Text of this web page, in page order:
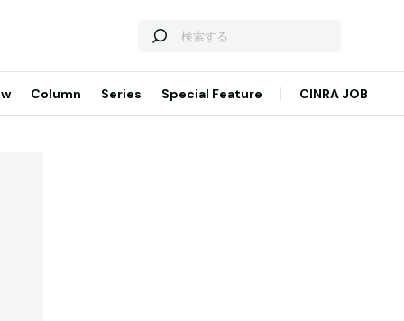
Column Series Special Feature CINRA JOB